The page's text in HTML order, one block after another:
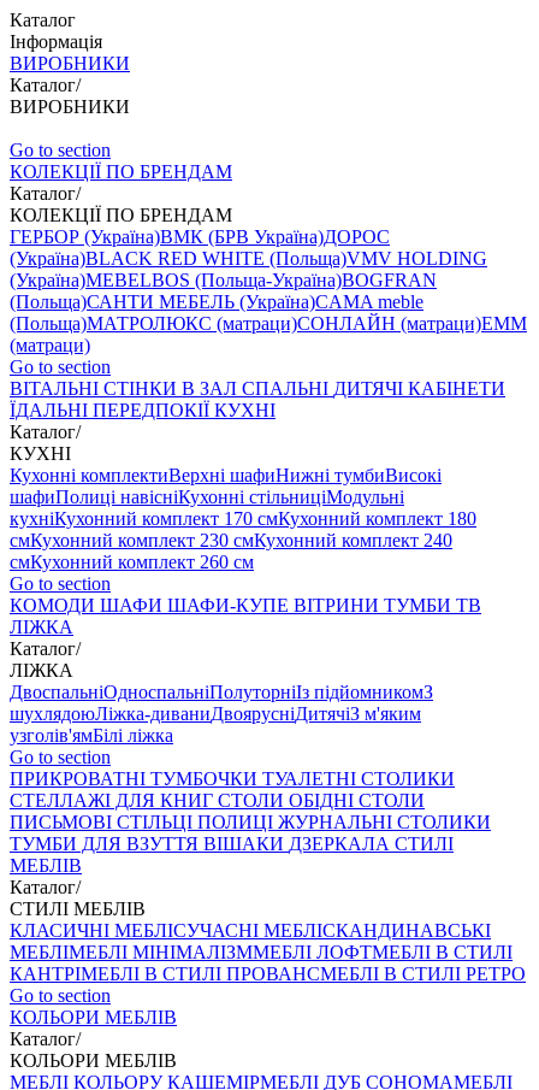
Каталог
Інформація
ВИРОБНИКИ
Каталог/
ВИРОБНИКИ
Go to section
КОЛЕКЦІЇ ПО БРЕНДАМ
Каталог/
КОЛЕКЦІЇ ПО БРЕНДАМ
ГЕРБОР (Україна)ВМК (БРВ Україна)ДОРОС
(Україна)BLACK RED WHITE (Польща)VMV HOLDING
(Україна)MEBELBOS (Польща-Україна)BOGFRAN
(Польща)САНТИ МЕБЕЛЬ (Україна)CAMA meble
(Польща)МАТРОЛЮКС (матраци)СОНЛАЙН (матраци)EMM
(матраци)
Go to section
ВIТАЛЬНI СТІНКИ В ЗАЛ СПАЛЬНІ ДИТЯЧІ КАБІНЕТИ
ЇДАЛЬНI ПЕРЕДПОКІЇ КУХНІ
Каталог/
КУХНІ
Кухонні комплектиВерхні шафиНижні тумбиВисокі
шафиПолиці навісніКухонні стільниціМодульні
кухніКухонний комплект 170 смКухонний комплект 180
смКухонний комплект 230 смКухонний комплект 240
смКухонний комплект 260 см
Go to section
КОМОДИ ШАФИ ШАФИ-КУПЕ ВІТРИНИ ТУМБИ ТВ
ЛІЖКА
Каталог/
ЛІЖКА
ДвоспальніОдноспальніПолуторніІз підйомникомЗ
шухлядоюЛіжка-диваниДвоярусніДитячіЗ м'яким
узголів'ямБілі ліжка
Go to section
ПРИКРОВАТНІ ТУМБОЧКИ ТУАЛЕТНІ СТОЛИКИ
СТЕЛЛАЖІ ДЛЯ КНИГ СТОЛИ ОБІДНІ СТОЛИ
ПИСЬМОВІ СТІЛЬЦI ПОЛИЦІ ЖУРНАЛЬНІ СТОЛИКИ
ТУМБИ ДЛЯ ВЗУТТЯ ВІШАКИ ДЗЕРКАЛА СТИЛІ
МЕБЛІВ
Каталог/
СТИЛІ МЕБЛІВ
КЛАСИЧНІ МЕБЛІСУЧАСНІ МЕБЛІСКАНДИНАВСЬКІ
МЕБЛІМЕБЛІ МІНІМАЛІЗММЕБЛІ ЛОФТМЕБЛІ В СТИЛІ
КАНТРІМЕБЛІ В СТИЛІ ПРОВАНСМЕБЛІ В СТИЛІ РЕТРО
Go to section
КОЛЬОРИ МЕБЛІВ
Каталог/
КОЛЬОРИ МЕБЛІВ
МЕБЛІ КОЛЬОРУ КАШЕМІРМЕБЛІ ДУБ СОНОМАМЕБЛІ